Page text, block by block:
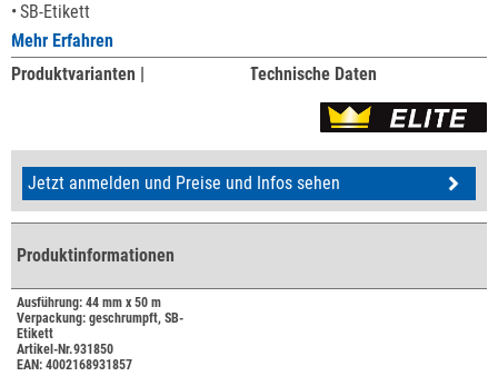
SB-Etikett
Mehr Erfahren
Produktvarianten |
Technische Daten
Jetzt anmelden und Preise und Infos sehen
Produktinformationen
Ausführung: 44 mm x 50 m
Verpackung: geschrumpft, SB-
Etikett
Artikel-Nr.931850
EAN: 4002168931857